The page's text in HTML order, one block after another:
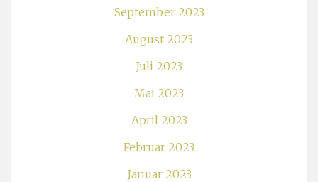
September 2023
August 2023
Juli 2023
Mai 2023
April 2023
Februar 2023
Januar 2023